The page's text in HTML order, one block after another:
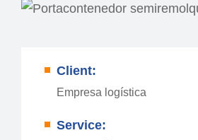
Client:
Empresa logística
Service: